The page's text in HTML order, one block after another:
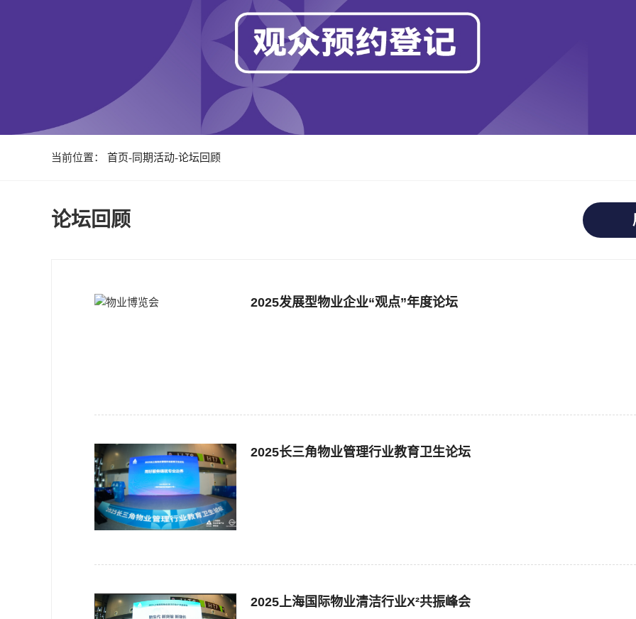
当前位置： 首页-同期活动-论坛回顾
论坛回顾
2025发展型物业企业“观点”年度论坛
2025长三角物业管理行业教育卫生论坛
2025上海国际物业清洁行业X²共振峰会